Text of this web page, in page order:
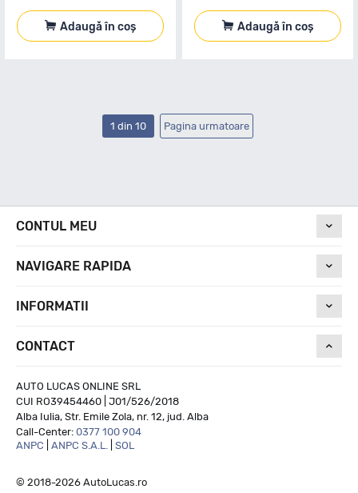
Adaugă în coș Adaugă în coș
1 din 10 Pagina urmatoare
CONTUL MEU
NAVIGARE RAPIDA
INFORMATII
CONTACT
AUTO LUCAS ONLINE SRL
CUI RO39454460 | J01/526/2018
Alba Iulia, Str. Emile Zola, nr. 12, jud. Alba
Call-Center: 0377 100 904
ANPC
ANPC S.A.L. SOL
© 2018-2026 AutoLucas.ro